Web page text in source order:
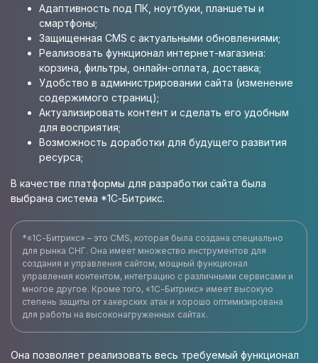
Адаптивность под ПК, ноутбуки, планшеты и
смартфоны;
Защищенная CMS с актуальными обновлениями;
Реализовать функционал интернет-магазина:
корзина, фильтры, онлайн-оплата, доставка;
Удобство в администрировании сайта (изменение
содержимого страниц);
Актуализировать контент и сделать его удобным
для восприятия;
Возможность доработки для будущего развития
ресурса;
В качестве платформы для разработки сайта была
выбрана система *1С-Битрикс.
*«1С-Битрикс» – это CMS, которая была создана специально
для рынка СНГ. Она имеет множество инструментов для
создания и управления сайтом, мощный функционал
управления контентом, интеграцию с различными сервисами и
многое другое. Кроме того, «1С-Битрикс» имеет высокую
степень защиты от хакерских атак и хорошо оптимизирована
для работы на высоконагруженных сайтах.
Она позволяет реализовать весь требуемый функционал